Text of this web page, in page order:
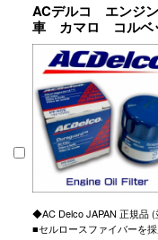
ACデルコ エンジ
車 カマロ コルベ
◆AC Delco JAPAN 正規品
■セルロースファイバーを